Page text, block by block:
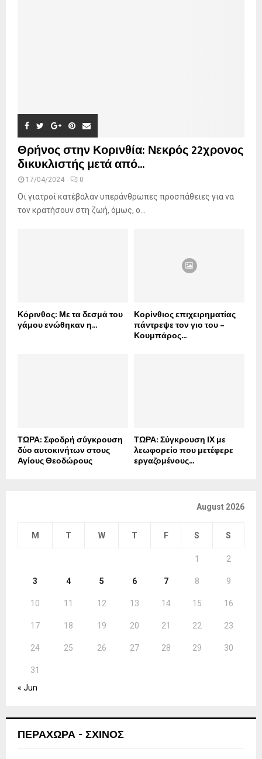
Θρήνος στην Κορινθία: Νεκρός 22χρονος
δικυκλιστής μετά από...
17/04/2024 0
Οι γιατροί κατέβαλαν υπεράνθρωπες προσπάθειες για να
τον κρατήσουν στη ζωή, όμως, ο...
Κόρινθος: Με τα δεσμά του
γάμου ενώθηκαν η...
Κορίνθιος επιχειρηματίας
πάντρεψε τον γιο του –
Κουμπάρος...
ΤΩΡΑ: Σφοδρή σύγκρουση
δύο αυτοκινήτων στους
Αγίους Θεοδώρους
ΤΩΡΑ: Σύγκρουση ΙΧ με
λεωφορείο που μετέφερε
εργαζομένους...
August 2026
M T W T F S S
1 2
3 4 5 6 7 8 9
10 11 12 13 14 15 16
17 18 19 20 21 22 23
24 25 26 27 28 29 30
31
« Jun
ΠΕΡΑΧΩΡΑ - ΣΧΙΝΟΣ